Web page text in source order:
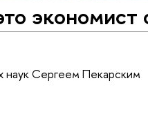
экономист
наук Сергеем Пекарским